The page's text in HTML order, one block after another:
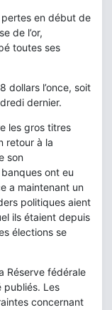
pertes en début de
de l’or,
toutes ses
dollars l’once, soit
dernier.
les gros titres
retour à la
son
ont eu
a maintenant un
politiques aient
ils étaient depuis
élections se
Réserve fédérale
publiés. Les
concernant